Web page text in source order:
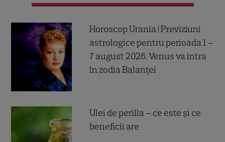
Horoscop Urania | Previziuni
astrologice pentru perioada 1 –
7 august 2026. Venus va intra
în zodia Balanței
Ulei de perilla – ce este și ce
beneficii are